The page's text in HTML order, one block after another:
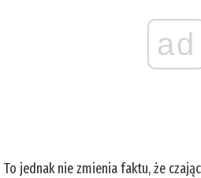
ad
To jednak nie zmienia faktu, że